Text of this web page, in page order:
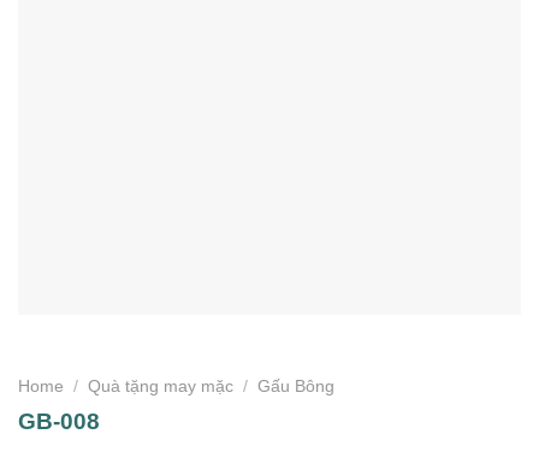
Home / Quà tặng may mặc / Gấu Bông
GB-008